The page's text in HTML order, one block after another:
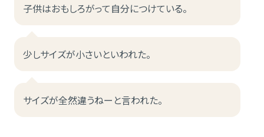
子供はおもしろがって自分につけている。
少しサイズが小さいといわれた。
サイズが全然違うねーと言われた。